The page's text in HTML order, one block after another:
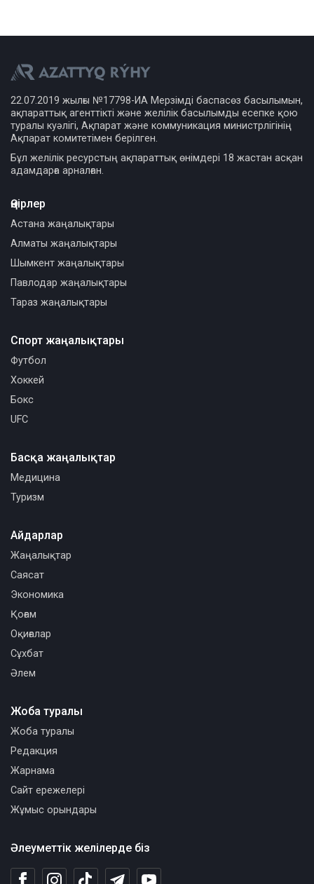
22.07.2019 жылғы №17798-ИА Мерзімді баспасөз басылымын,
ақпараттық агенттікті және желілік басылымды есепке қою
туралы куәлігі, Ақпарат және коммуникация министрлігінің
Ақпарат комитетімен берілген.
Бұл желілік ресурстың ақпараттық өнімдері 18 жастан асқан
адамдарға арналған.
Өңірлер
Астана жаңалықтары
Алматы жаңалықтары
Шымкент жаңалықтары
Павлодар жаңалықтары
Тараз жаңалықтары
Спорт жаңалықтары
Футбол
Хоккей
Бокс
UFC
Басқа жаңалықтар
Медицина
Туризм
Әлеуметтік желілерде біз
Айдарлар
Жаңалықтар
Саясат
Экономика
Қоғам
Оқиғалар
Сұхбат
Әлем
Жоба туралы
Жоба туралы
Редакция
Жарнама
Сайт ережелері
Жұмыс орындары